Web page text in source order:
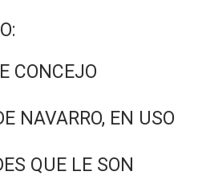
CONCEJO
NAVARRO, EN USO
QUE LE SON